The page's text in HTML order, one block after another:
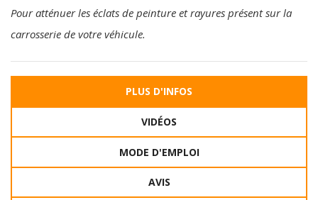
Pour atténuer les éclats de peinture et rayures présent sur la
carrosserie de votre véhicule.
PLUS D'INFOS
VIDÉOS
MODE D'EMPLOI
AVIS